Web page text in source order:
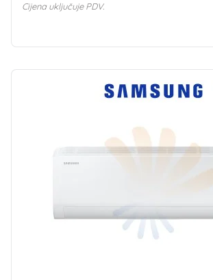
Cijena uključuje PDV.